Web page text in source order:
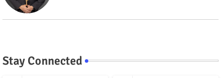
Stay Connected